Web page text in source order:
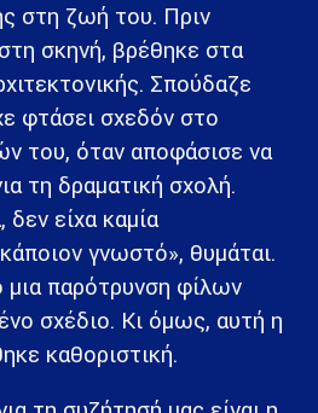
στη ζωή του. Πριν
σκηνή, βρέθηκε στα
Σπούδαζε
φτάσει σχεδόν στο
του, όταν αποφάσισε να
τη δραματική σχολή.
είχα καμία
γνωστό», θυμάται.
παρότρυνση φίλων
σχέδιο. Κι όμως, αυτή η
καθοριστική.